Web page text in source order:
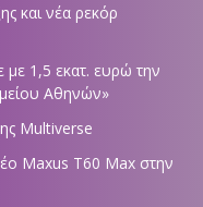
και νέα ρεκόρ
1,5 εκατ. ευρώ την
Αθηνών»
Multiverse
Maxus T60 Max στην